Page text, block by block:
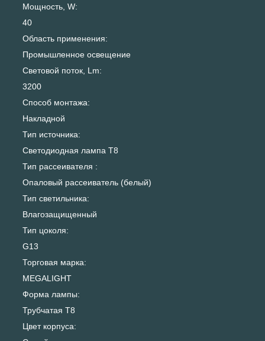
Мощность, W:
40
Область применения:
Промышленное освещение
Световой поток, Lm:
3200
Способ монтажа:
Накладной
Тип источника:
Светодиодная лампа Т8
Тип рассеивателя :
Опаловый рассеиватель (белый)
Тип светильника:
Влагозащищенный
Тип цоколя:
G13
Торговая марка:
MEGALIGHT
Форма лампы:
Трубчатая T8
Цвет корпуса: